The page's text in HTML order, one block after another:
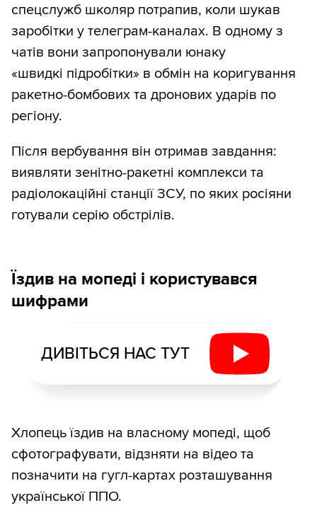
спецслужб школяр потрапив, коли шукав
заробітки у телеграм-каналах. В одному з
чатів вони запропонували юнаку
«швидкі підробітки» в обмін на коригування
ракетно-бомбових та дронових ударів по
регіону.
Після вербування він отримав завдання:
виявляти зенітно-ракетні комплекси та
радіолокаційні станції ЗСУ, по яких росіяни
готували серію обстрілів.
Їздив на мопеді і користувався
шифрами
ДИВІТЬСЯ НАС ТУТ
Хлопець їздив на власному мопеді, щоб
сфотографувати, відзняти на відео та
позначити на гугл-картах розташування
української ППО.